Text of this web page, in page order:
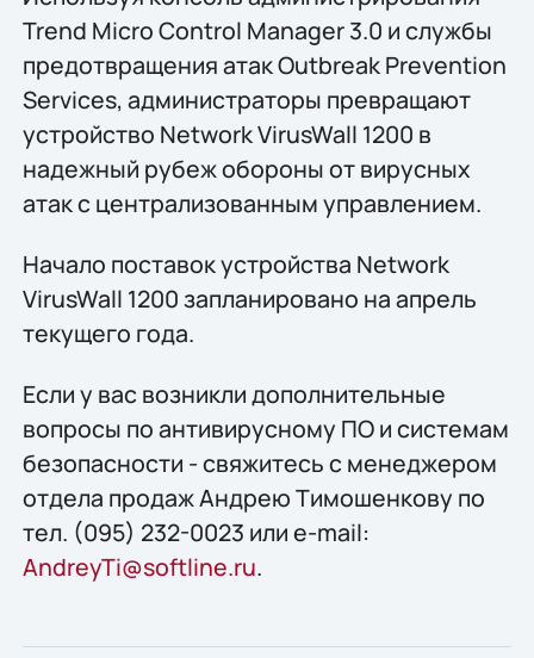
Trend Micro Control Manager 3.0 и службы
предотвращения атак Outbreak Prevention
Services, администраторы превращают
устройство Network VirusWall 1200 в
надежный рубеж обороны от вирусных
атак с централизованным управлением.
Начало поставок устройства Network
VirusWall 1200 запланировано на апрель
текущего года.
Если у вас возникли дополнительные
вопросы по антивирусному ПО и системам
безопасности - свяжитесь с менеджером
отдела продаж Андрею Тимошенкову по
тел. (095) 232-0023 или e-mail:
AndreyTi@softline.ru.